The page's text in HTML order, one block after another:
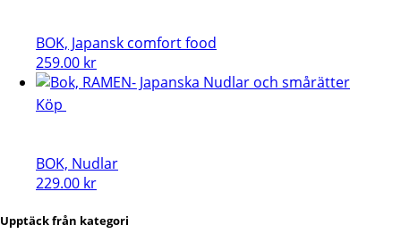
BOK, Japansk comfort food
259.00 kr
Köp
BOK, Nudlar
229.00 kr
Upptäck från kategori